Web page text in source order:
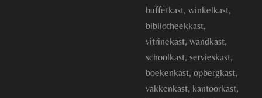
buffetkast, winkelkast,
bibliotheekkast,
vitrinekast, wandkast,
schoolkast, servieskast,
boekenkast, opbergkast,
vakkenkast, kantoorkast,